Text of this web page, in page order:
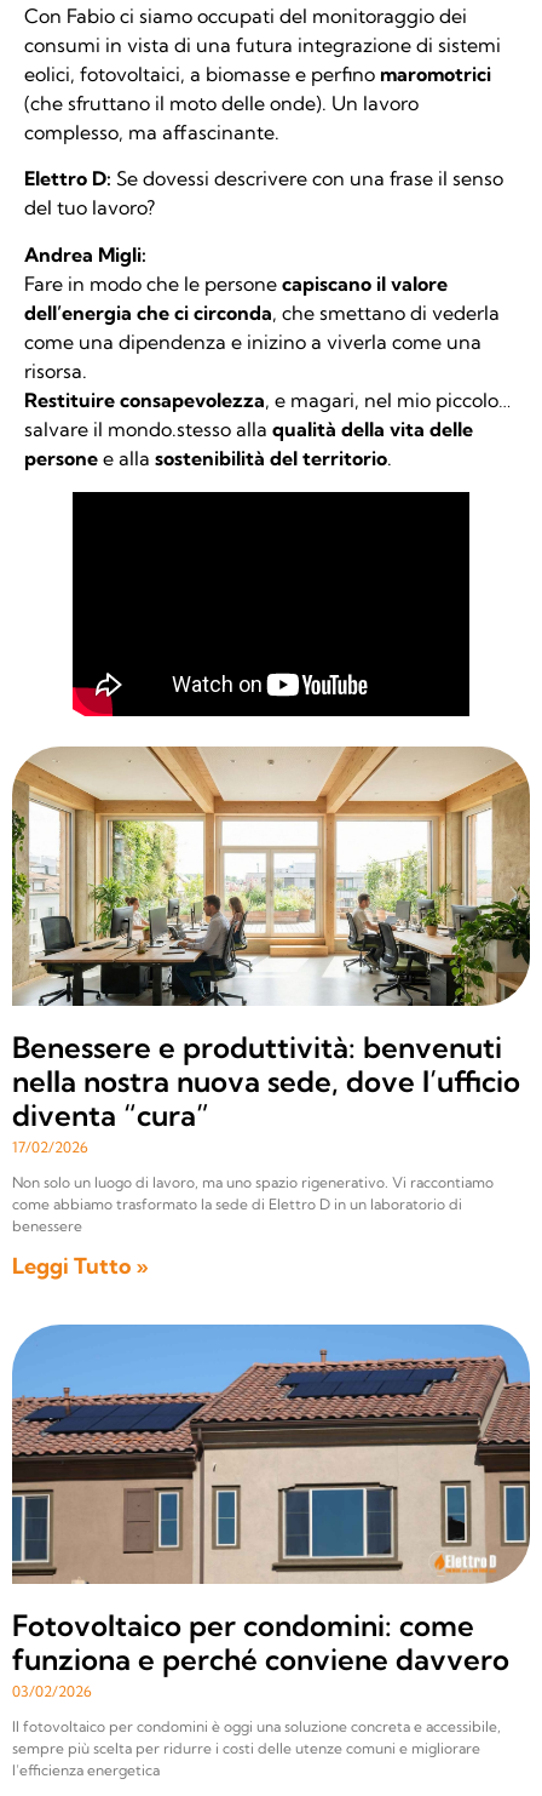
Con Fabio ci siamo occupati del monitoraggio dei
consumi in vista di una futura integrazione di sistemi
eolici, fotovoltaici, a biomasse e perfino maromotrici
(che sfruttano il moto delle onde). Un lavoro
complesso, ma affascinante.
Elettro D: Se dovessi descrivere con una frase il senso
del tuo lavoro?
Andrea Migli:
Fare in modo che le persone capiscano il valore
dell’energia che ci circonda, che smettano di vederla
come una dipendenza e inizino a viverla come una
risorsa.
Restituire consapevolezza, e magari, nel mio piccolo…
salvare il mondo.stesso alla qualità della vita delle
persone e alla sostenibilità del territorio.
Benessere e produttività: benvenuti
nella nostra nuova sede, dove l’ufficio
diventa “cura”
17/02/2026
Non solo un luogo di lavoro, ma uno spazio rigenerativo. Vi raccontiamo
come abbiamo trasformato la sede di Elettro D in un laboratorio di
benessere
Leggi Tutto »
Fotovoltaico per condomini: come
funziona e perché conviene davvero
03/02/2026
Il fotovoltaico per condomini è oggi una soluzione concreta e accessibile,
sempre più scelta per ridurre i costi delle utenze comuni e migliorare
l’efficienza energetica